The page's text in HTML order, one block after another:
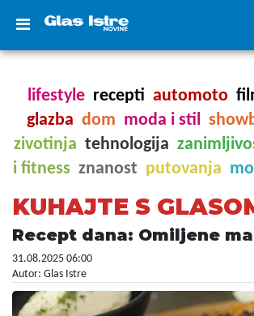
lifestyle recepti automoto
glazba dom moda i stil
zivotinja tehnologija
i fitness znanost putovanja
KUHAJTE S
Recept dana: Omiljene
31.08.2025 06:00
Autor: Glas Istre